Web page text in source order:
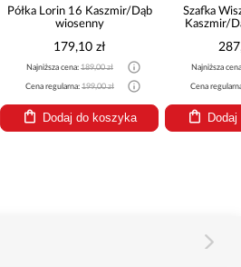
Półka Lorin 16 Kaszmir/Dąb
wiosenny
179,10 zł
Najniższa cena: 189,00 zł
Cena regularna: 199,00 zł
Dodaj do koszyka
Szafka
Kaszmir/
Najniższa
Cena